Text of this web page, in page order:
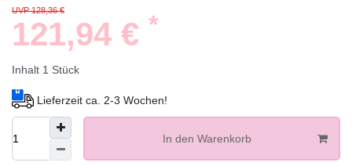
UVP 128,36 €
121,94 € *
Inhalt 1 Stück
Lieferzeit ca. 2-3 Wochen!
In den Warenkorb